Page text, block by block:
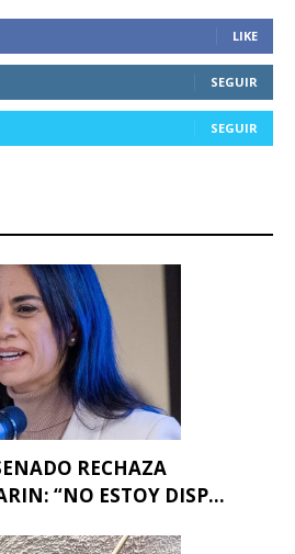
LIKE
SEGUIR
SEGUIR
RECHAZA
“NO ESTOY DISP...